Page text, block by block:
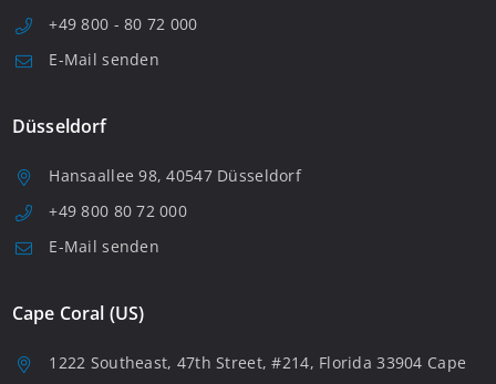
+49 800 - 80 72 000
E-Mail senden
Düsseldorf
Hansaallee 98, 40547 Düsseldorf
+49 800 80 72 000
E-Mail senden
Cape Coral (US)
1222 Southeast, 47th Street, #214, Florida 33904 Cape